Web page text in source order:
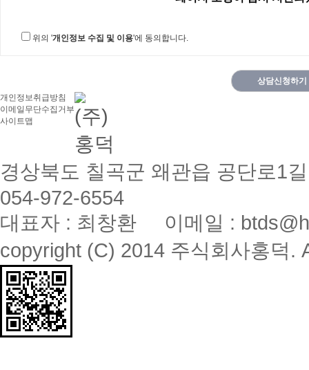
위의 '개인정보 수집 및 이용'에 동의합니다.
상담신청하기
개인정보취급방침
이메일무단수집거부
사이트맵
경상북도 칠곡군 왜관읍 공단로
054-972-6554
대표자 : 최창환 이메일 :
copyright (C) 2014 주식회사홍덕.